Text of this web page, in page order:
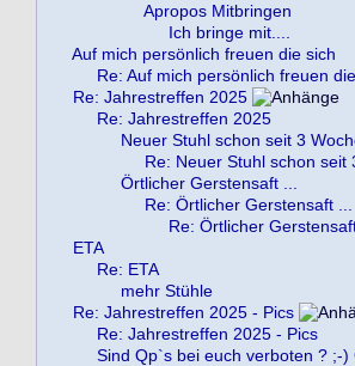
Apropos Mitbringen
Ich bringe mit....
Auf mich persönlich freuen die sich
Re: Auf mich persönlich freuen
Re: Jahrestreffen 2025
Re: Jahrestreffen 2025
Neuer Stuhl schon seit 3
Re: Neuer Stuhl schon
Örtlicher Gerstensaft ...
Re: Örtlicher Gerstensaft ...
Re: Örtlicher Gerstensaft
ETA
Re: ETA
mehr Stühle
Re: Jahrestreffen 2025 - Pics
Re: Jahrestreffen 2025 - Pics
Sind Qp`s bei euch verboten ? ;-)